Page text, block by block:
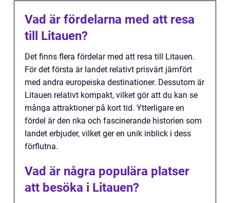
Vad är fördelarna med att resa
till Litauen?
Det finns flera fördelar med att resa till Litauen.
För det första är landet relativt prisvärt jämfört
med andra europeiska destinationer. Dessutom är
Litauen relativt kompakt, vilket gör att du kan se
många attraktioner på kort tid. Ytterligare en
fördel är den rika och fascinerande historien som
landet erbjuder, vilket ger en unik inblick i dess
förflutna.
Vad är några populära platser
att besöka i Litauen?